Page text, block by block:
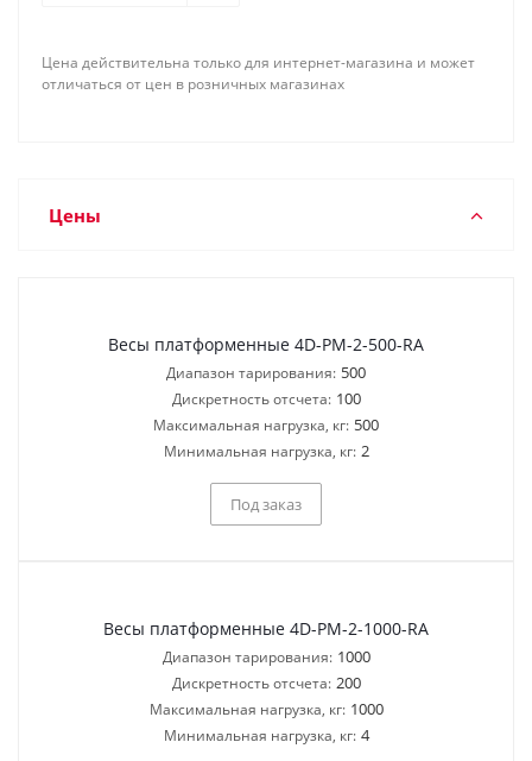
Цена действительна только для интернет-магазина и может
отличаться от цен в розничных магазинах
Цены
Весы платформенные 4D-PM-2-500-RA
Диапазон тарирования: 500
Дискретность отсчета: 100
Максимальная нагрузка, кг: 500
Минимальная нагрузка, кг: 2
Под заказ
Весы платформенные 4D-PM-2-1000-RA
Диапазон тарирования: 1000
Дискретность отсчета: 200
Максимальная нагрузка, кг: 1000
Минимальная нагрузка, кг: 4